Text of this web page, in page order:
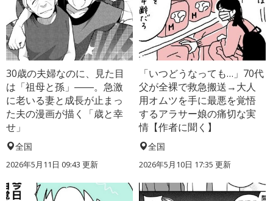
30歳の夫婦なのに、見た目
は「祖母と孫」――。急激
に老いる妻と成長が止まっ
た夫の漫画が描く「歳と幸
せ」
全国
2026年5月11日 09:43 更新
「いつどうなっても…」70代
父が全裸で救急搬送→大人
用オムツを手に最悪を覚悟
するアラサー娘の痛切な実
情【作者に聞く】
全国
2026年5月10日 17:35 更新